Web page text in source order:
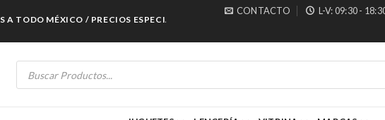
MÉXICO / PRECIOS ESPECIALES PARA MAYORISTAS
CONTACTO L-V: 09:30 -
Products
search